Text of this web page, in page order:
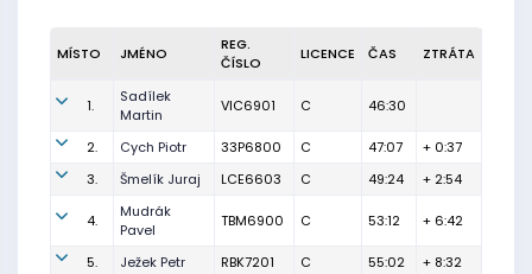
MÍSTO JMÉNO
REG.
ČÍSLO
LICENCE ČAS ZTRÁTA
1.
Sadílek
Martin
VIC6901 C 46:30
2. Cych Piotr 33P6800 C 47:07
+ 0:37
3.
Šmelík Juraj LCE6603 C 49:24 + 2:54
4.
Mudrák
Pavel
TBM6900 C 53:12 + 6:42
5. Ježek Petr RBK7201 C 55:02
+ 8:32